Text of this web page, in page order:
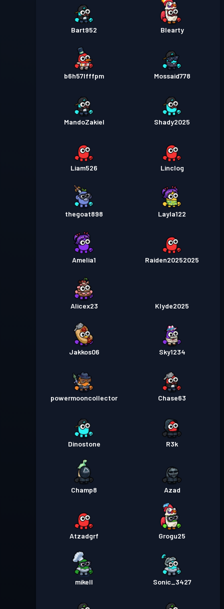
Bart952 Blearty
b6h57lfffpm Mossaid778
MandoZakiel Shady2025
Liam526 Linclog
thegoat898 Layla122
Amelia1 Raiden20252025
Alicex23 Klyde2025
Jakkos06 Sky1234
powermooncollector Chase63
Dinostone R3k
Champ8 Azad
Atzadgrf Grogu25
mikell Sonic_3427